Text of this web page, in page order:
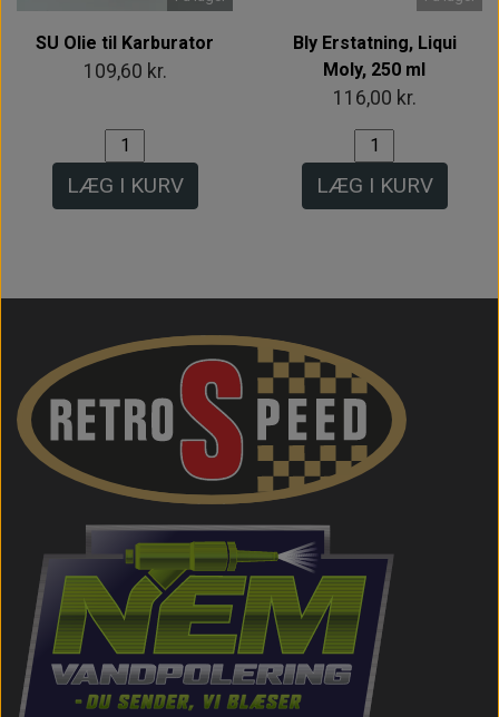
SU Olie til Karburator
109,60 kr.
LÆG I KURV
Bly Erstatning, Liqui
Moly, 250 ml
116,00 kr.
LÆG I KURV